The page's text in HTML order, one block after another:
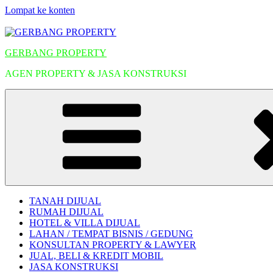
Lompat ke konten
GERBANG PROPERTY
AGEN PROPERTY & JASA KONSTRUKSI
TANAH DIJUAL
RUMAH DIJUAL
HOTEL & VILLA DIJUAL
LAHAN / TEMPAT BISNIS / GEDUNG
KONSULTAN PROPERTY & LAWYER
JUAL, BELI & KREDIT MOBIL
JASA KONSTRUKSI